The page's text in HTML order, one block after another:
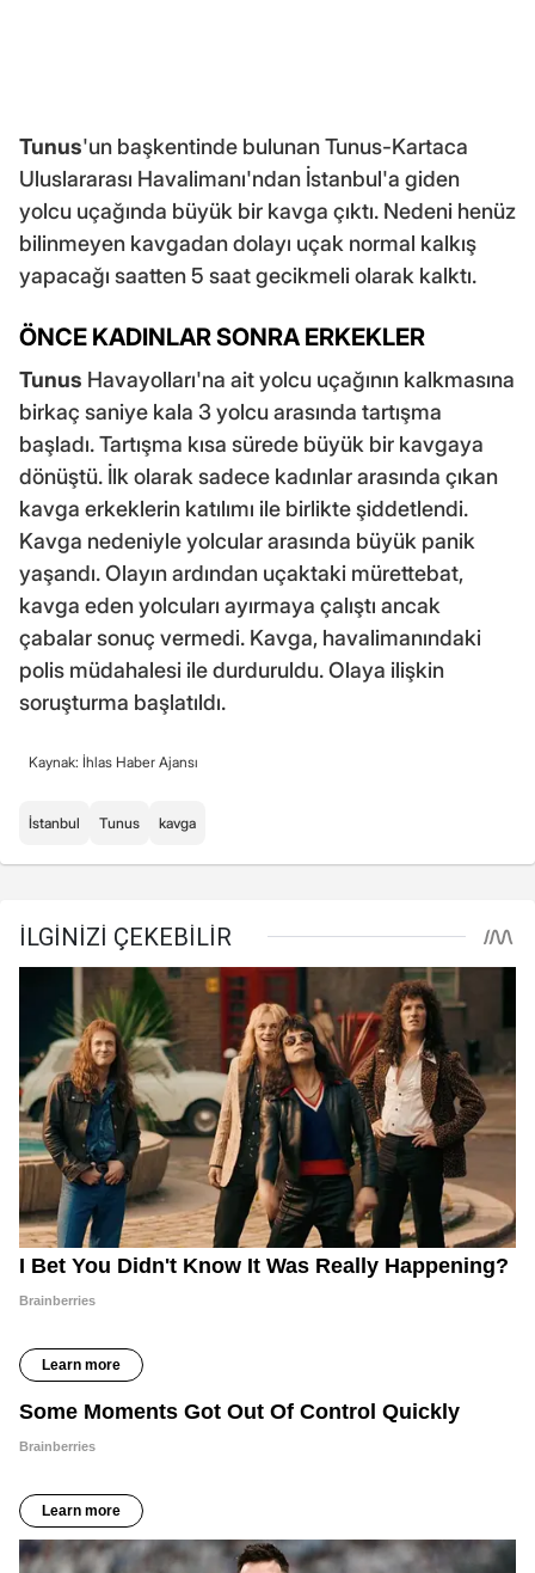
Tunus'un başkentinde bulunan Tunus-Kartaca
Uluslararası Havalimanı'ndan İstanbul'a giden
yolcu uçağında büyük bir kavga çıktı. Nedeni henüz
bilinmeyen kavgadan dolayı uçak normal kalkış
yapacağı saatten 5 saat gecikmeli olarak kalktı.
ÖNCE KADINLAR SONRA ERKEKLER
Tunus Havayolları'na ait yolcu uçağının kalkmasına
birkaç saniye kala 3 yolcu arasında tartışma
başladı. Tartışma kısa sürede büyük bir kavgaya
dönüştü. İlk olarak sadece kadınlar arasında çıkan
kavga erkeklerin katılımı ile birlikte şiddetlendi.
Kavga nedeniyle yolcular arasında büyük panik
yaşandı. Olayın ardından uçaktaki mürettebat,
kavga eden yolcuları ayırmaya çalıştı ancak
çabalar sonuç vermedi. Kavga, havalimanındaki
polis müdahalesi ile durduruldu. Olaya ilişkin
soruşturma başlatıldı.
Kaynak: İhlas Haber Ajansı
İstanbul Tunus kavga